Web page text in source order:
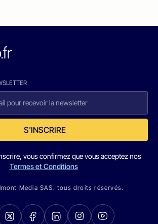
S'INSCRIRE
vous confirmez que vous acceptez nos
Termes et Conditions
Media SAS. tous droits réservés.